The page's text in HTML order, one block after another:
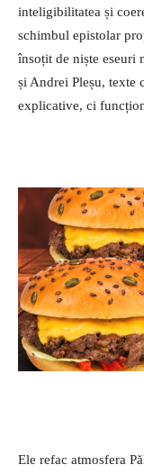
inteligibilitatea și
schimbul epistolar
însoțit de niște eseuri
și Andrei Pleșu, texte
explicative, ci
Ele refac atmosfera